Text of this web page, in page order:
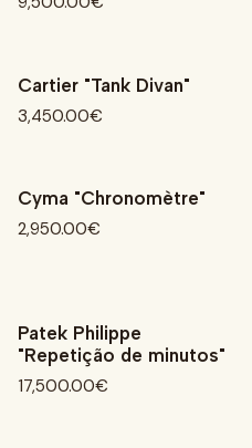
Novo
Cartier "Tank Divan"
3,450.00€
Cyma "Chronomètre"
2,950.00€
Patek Philippe
"Repetição de minutos"
17,500.00€